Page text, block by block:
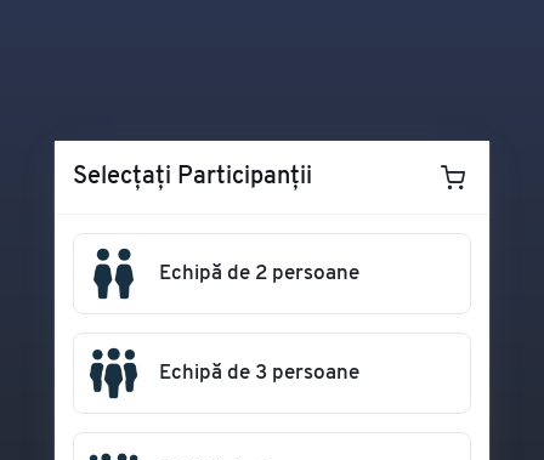
Selecțați Participanții
Echipă de 2 persoane
Echipă de 3 persoane